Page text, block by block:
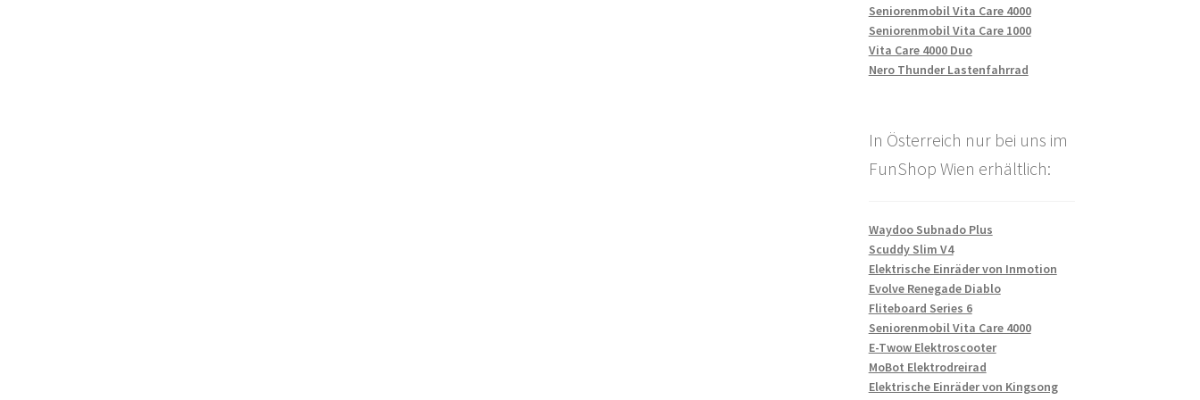
Seniorenmobil Vita Care 4000
Seniorenmobil Vita Care 1000
Vita Care 4000 Duo
Nero Thunder Lastenfahrrad
In Österreich nur bei uns im
FunShop Wien erhältlich:
Waydoo Subnado Plus
Scuddy Slim V4
Elektrische Einräder von Inmotion
Evolve Renegade Diablo
Fliteboard Series 6
Seniorenmobil Vita Care 4000
E-Twow Elektroscooter
MoBot Elektrodreirad
Elektrische Einräder von Kingsong